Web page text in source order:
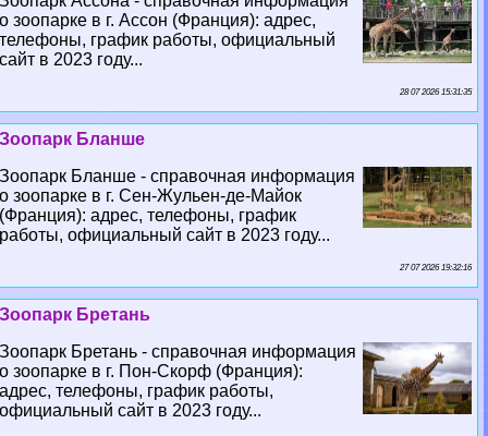
о зоопарке в г. Ассон (Франция): адрес,
телефоны, график работы, официальный
сайт в 2023 году...
28 07 2026 15:31:35
Зоопарк Бланше
Зоопарк Бланше - справочная информация
о зоопарке в г. Сен-Жульен-де-Майок
(Франция): адрес, телефоны, график
работы, официальный сайт в 2023 году...
27 07 2026 19:32:16
Зоопарк Бретань
Зоопарк Бретань - справочная информация
о зоопарке в г. Пон-Скорф (Франция):
адрес, телефоны, график работы,
официальный сайт в 2023 году...